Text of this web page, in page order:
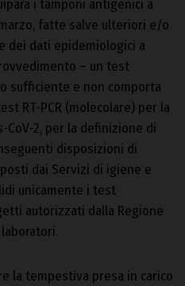
i tamponi antigenici a
fatte salve ulteriori e/o
dei dati epidemiologici a
– un test
sufficiente e non comporta
RT-PCR (molecolare) per la
2, per la definizione di
disposizioni di
dai Servizi di igiene e
unicamente i test
autorizzati dalla Regione
la tempestiva presa in carico